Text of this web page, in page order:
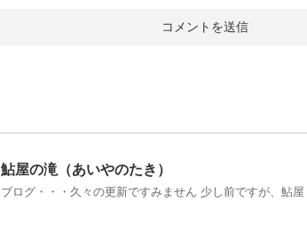
鮎屋の滝（あいやのたき）
ブログ・・・久々の更新ですみません 少し前ですが、鮎